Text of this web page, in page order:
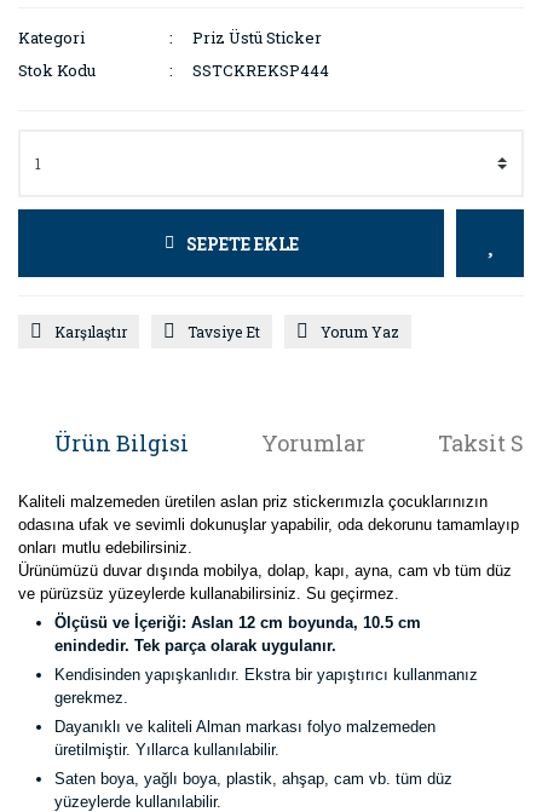
Kategori
Priz Üstü Sticker
Stok Kodu
SSTCKREKSP444
SEPETE EKLE
Karşılaştır Tavsiye Et Yorum Yaz
Ürün Bilgisi Yorumlar Taksit
Kaliteli malzemeden üretilen aslan priz stickerımızla çocuklarınızın
odasına ufak ve sevimli dokunuşlar yapabilir, oda dekorunu tamamlayıp
onları mutlu edebilirsiniz.
Ürünümüzü duvar dışında mobilya, dolap, kapı, ayna, cam vb tüm düz
ve pürüzsüz yüzeylerde kullanabilirsiniz. Su geçirmez.
Ölçüsü ve İçeriği: Aslan 12 cm boyunda, 10.5 cm
enindedir. Tek parça olarak uygulanır.
Kendisinden yapışkanlıdır. Ekstra bir yapıştırıcı kullanmanız
gerekmez.
Dayanıklı ve kaliteli Alman markası folyo malzemeden
üretilmiştir. Yıllarca kullanılabilir.
Saten boya, yağlı boya, plastik, ahşap, cam vb. tüm düz
yüzeylerde kullanılabilir.